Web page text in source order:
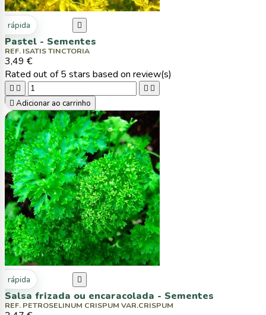
rápida 
Pastel - Sementes
REF. ISATIS TINCTORIA
3,49 €
Rated out of 5 stars based on review(s)
   
 Adicionar ao carrinho
rápida 
Salsa frizada ou encaracolada - Sementes
REF. PETROSELINUM CRISPUM VAR.CRISPUM